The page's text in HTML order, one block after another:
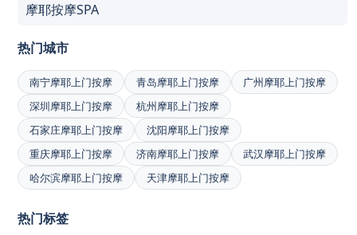
摩耶按摩SPA
热门城市
南宁摩耶上门按摩 青岛摩耶上门按摩
广州摩耶上门按摩
深圳摩耶上门按摩
杭州摩耶上门按摩
石家庄摩耶上门按摩
沈阳摩耶上门按摩
重庆摩耶上门按摩
济南摩耶上门按摩
武汉摩耶上门按摩
哈尔滨摩耶上门按摩
天津摩耶上门按摩
热门标签